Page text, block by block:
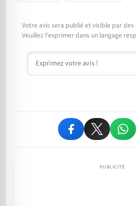
Votre avis sera publié et visible par
Veuillez l'exprimer dans un langage
Commentaire